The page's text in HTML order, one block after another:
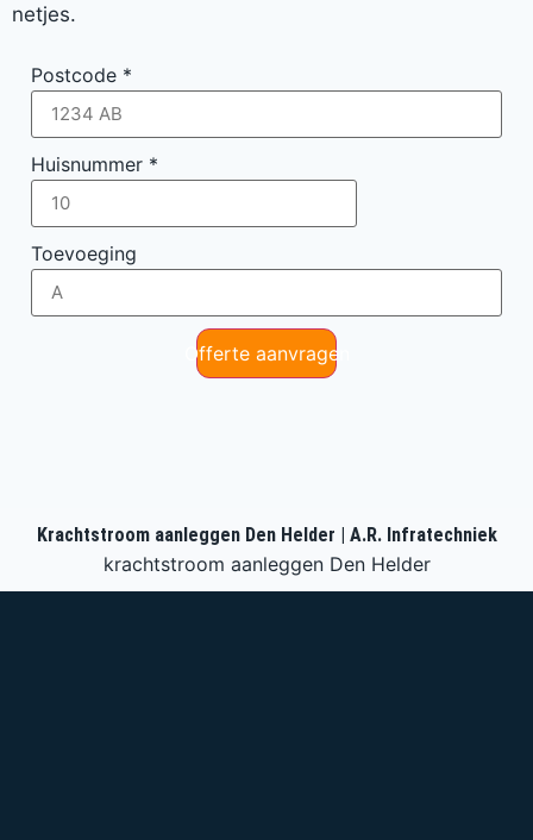
netjes.
Postcode *
Huisnummer *
Toevoeging
Offerte aanvragen
Krachtstroom aanleggen Den Helder | A.R. Infratechniek
krachtstroom aanleggen Den Helder